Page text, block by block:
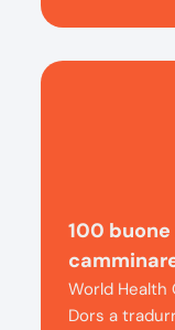
100
World Health
Dors a